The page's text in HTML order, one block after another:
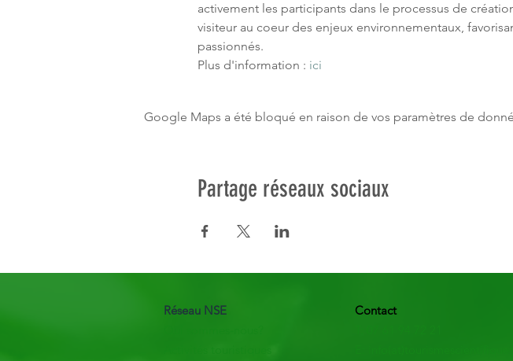
activement les participants dans le processus de
visiteur au coeur des enjeux environnementaux,
passionnés.
Plus d'information : ici
Google Maps a été bloqué en raison de vos paramètres de
Partage réseaux sociaux
Réseau NSE
Contact